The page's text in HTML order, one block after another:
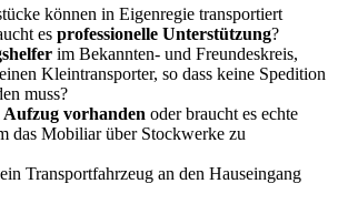
können in Eigenregie transportiert
es professionelle Unterstützung?
im Bekannten- und Freundeskreis,
Kleintransporter, so dass keine Spedition
muss?
Aufzug vorhanden oder braucht es echte
das Mobiliar über Stockwerke zu
Transportfahrzeug an den Hauseingang